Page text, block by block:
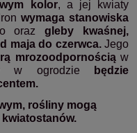
kolor, a jej kwiaty
wymaga stanowiska
oraz gleby kwaśnej,
maja do czerwca.Jego
mrozoodpornościąw
w ogrodzie
będzie
rośliny mogą